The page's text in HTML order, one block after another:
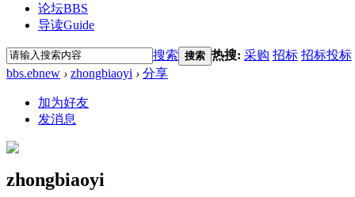
论坛BBS
导读Guide
搜索 搜索 热搜: 采购 招标 招标投标
bbs.ebnew › zhongbiaoyi › 分享
加为好友
发消息
zhongbiaoyi